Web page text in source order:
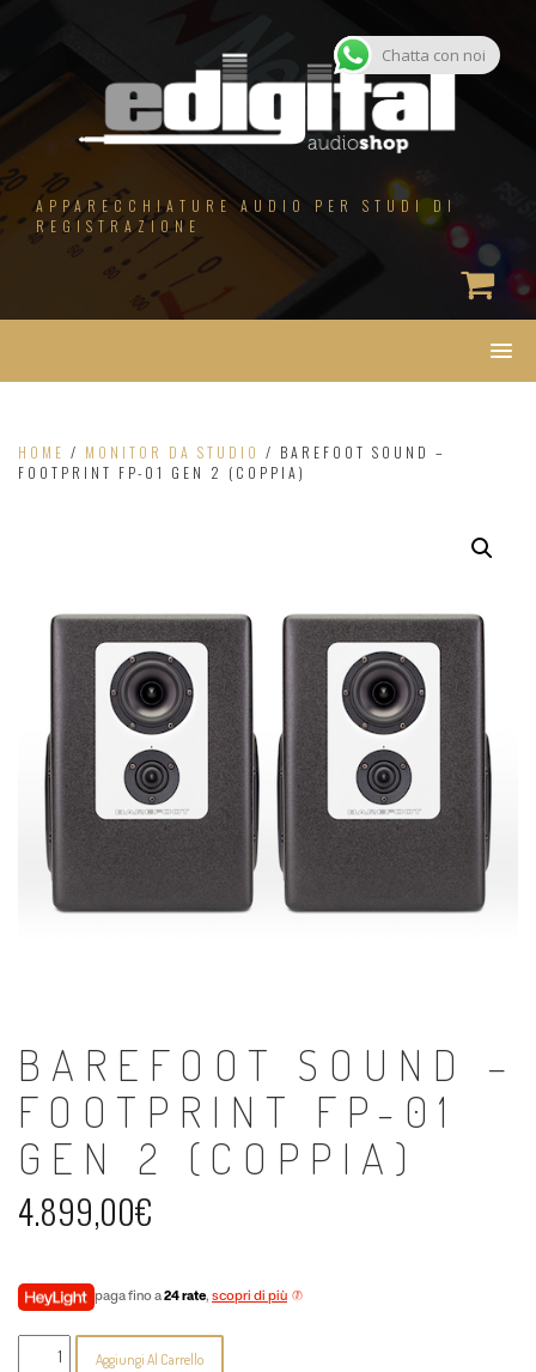
APPARECCHIATURE AUDIO PER STUDI DI
REGISTRAZIONE
HOME / MONITOR DA STUDIO / BAREFOOT SOUND –
FOOTPRINT FP-01 GEN 2 (COPPIA)
BAREFOOT SOUND –
FOOTPRINT FP-01
GEN 2 (COPPIA)
4.899,00€
paga fino a24 rate, scopri di più
Barefoot
Aggiungi Al Carrello
Chatta con noi